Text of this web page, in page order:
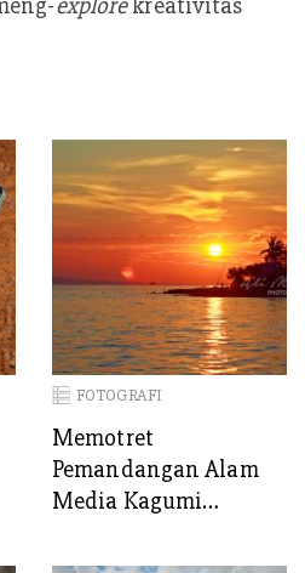
FOTOGRAFI
Memotret
Pemandangan Alam
Media Kagumi
Memotret Alam!